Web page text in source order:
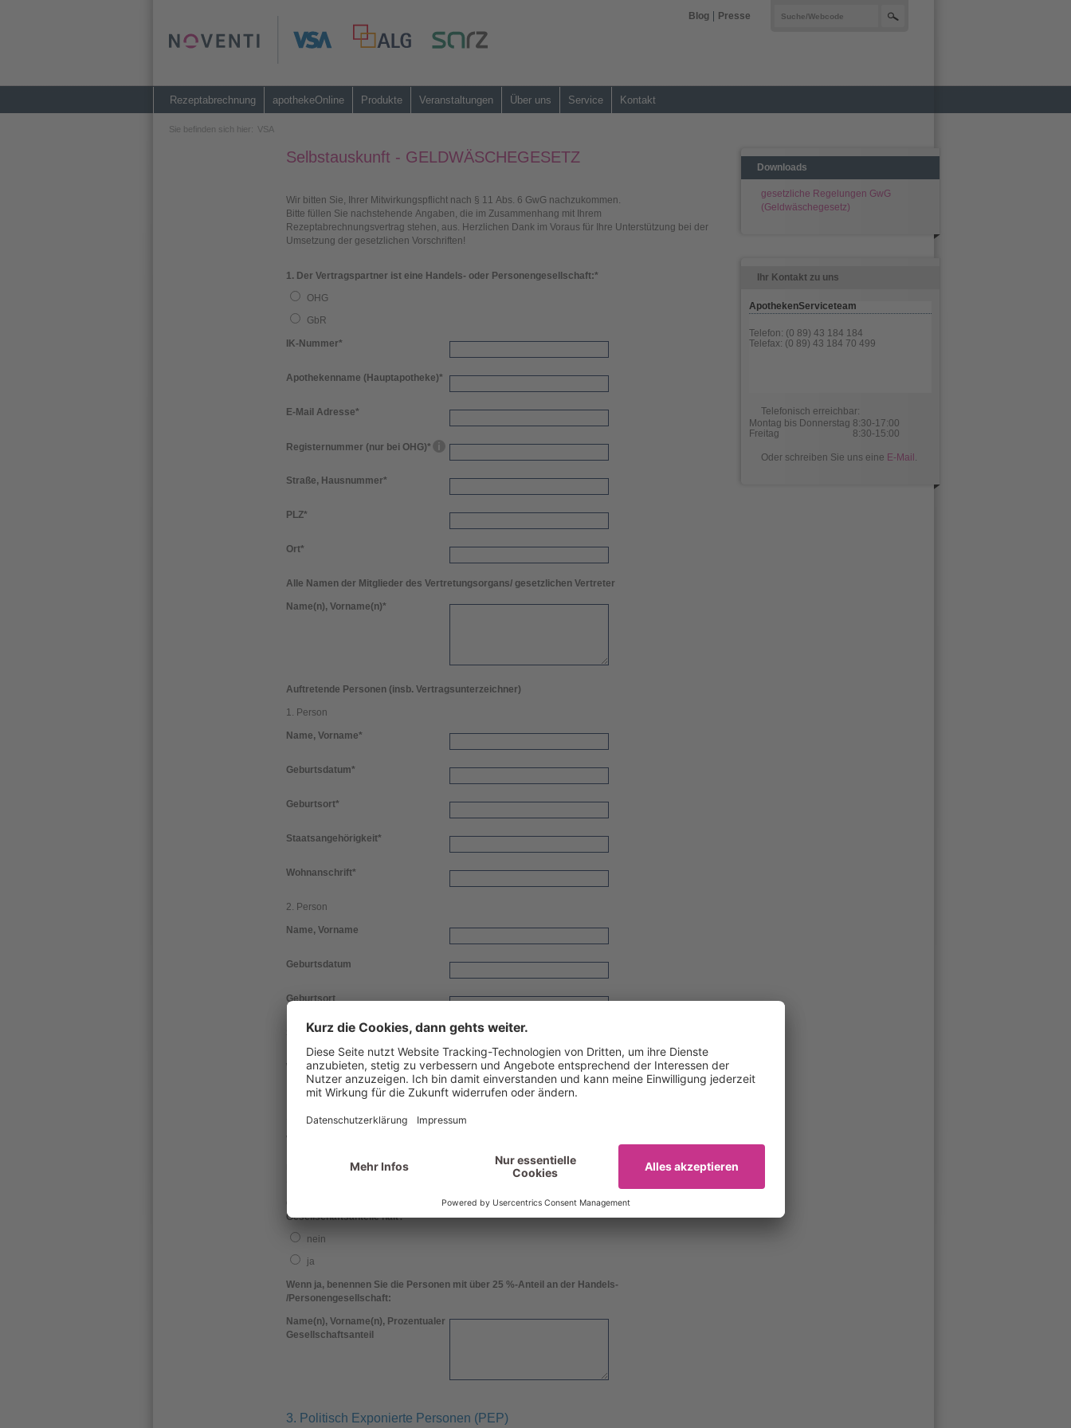
Blog Presse
Rezeptabrechnung apothekeOnline Produkte Veranstaltungen Über uns Service Kontakt
Sie befinden sich hier: VSA
Selbstauskunft - GELDWÄSCHEGESETZ
Wir bitten Sie, Ihrer Mitwirkungspflicht nach § 11 Abs. 6 GwG nachzukommen.
Bitte füllen Sie nachstehende Angaben, die im Zusammenhang mit Ihrem
Rezeptabrechnungsvertrag stehen, aus. Herzlichen Dank im Voraus für Ihre Unterstützung bei der
Umsetzung der gesetzlichen Vorschriften!
1. Der Vertragspartner ist eine Handels- oder Personengesellschaft:*
OHG
GbR
IK-Nummer*
Apothekenname (Hauptapotheke)*
E-Mail Adresse*
Registernummer (nur bei OHG)*
Straße, Hausnummer*
PLZ*
Ort*
Alle Namen der Mitglieder des Vertretungsorgans/ gesetzlichen Vertreter
Name(n), Vorname(n)*
Auftretende Personen (insb. Vertragsunterzeichner)
1. Person
Name, Vorname*
Geburtsdatum*
Geburtsort*
Staatsangehörigkeit*
Wohnanschrift*
2. Person
Name, Vorname
Geburtsdatum
Geburtsort
Staatsangehörigkeit
Wohnanschrift
2. Feststellung und Identifizierung des wirtschaftlich Berechtigten*
Wirtschaftliche Berechtigte in diesem Sinne können alle natürlichen Personen sein, in deren
Eigentum oder unter deren Kontrolle die OHG oder GbR steht und welche unmittelbar oder
mittelbar mehr als 25 Prozent der Gesellschaftsanteile hält oder mehr als 25 Prozent der
Gibt es einen wirtschaftlich Berechtigten, der unmittelbar oder mittelbar mehr als 25 % der
Gesellschaftsanteile hält?*
nein
ja
Wenn ja, benennen Sie die Personen mit über 25 %-Anteil an der Handels-
/Personengesellschaft:
Name(n), Vorname(n), Prozentualer
Gesellschaftsanteil
3. Politisch Exponierte Personen (PEP)
Downloads
gesetzliche Regelungen GwG
(Geldwäschegesetz)
Ihr Kontakt zu uns
ApothekenServiceteam
Telefon: (0 89) 43 184 184
Telefax: (0 89) 43 184 70 499
Telefonisch erreichbar:
Montag bis Donnerstag 8:30-17:00
Freitag
8:30-15:00
Oder schreiben Sie uns eine E-Mail .